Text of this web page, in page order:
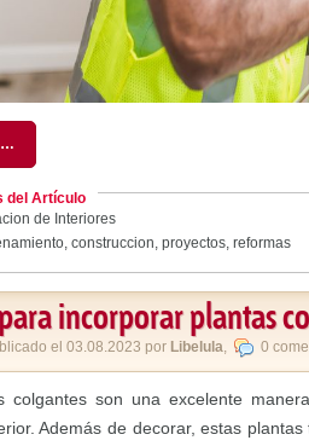
del Artículo
de Interiores
, construccion, proyectos, reformas
incorporar plantas
el 03.08.2023 por Libelula, 0
colgantes son una excelente
Además de decorar, estas